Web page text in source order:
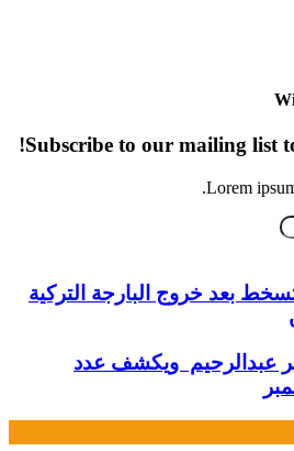
Subscribe to our mailing list
Lorem
بعد خروج البارجة التركية
عبدالرحيم ويكشف عدد